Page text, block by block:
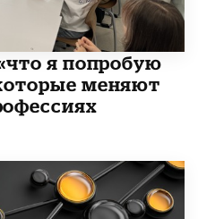
я попробую
меняют